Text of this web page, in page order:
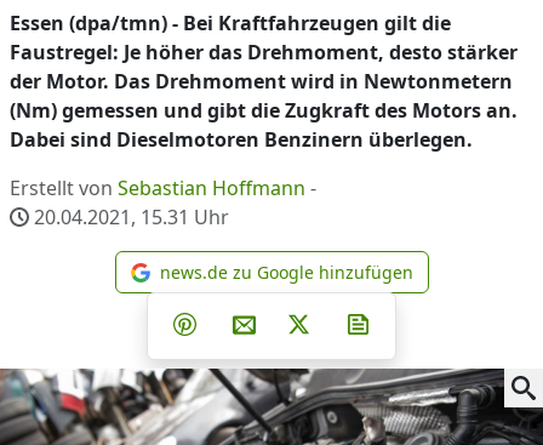
Essen (dpa/tmn) - Bei Kraftfahrzeugen gilt die
Faustregel: Je höher das Drehmoment, desto stärker
der Motor. Das Drehmoment wird in Newtonmetern
(Nm) gemessen und gibt die Zugkraft des Motors an.
Dabei sind Dieselmotoren Benzinern überlegen.
Erstellt von Sebastian Hoffmann -
20.04.2021, 15.31 Uhr
news.de zu Google
news.de zu Google hinzufügen
Teilen auf Facebook
Teilen auf Whatsapp
Teilen auf Telegram
Teilen auf Pinterest
Per E-Mail teilen
Post auf X